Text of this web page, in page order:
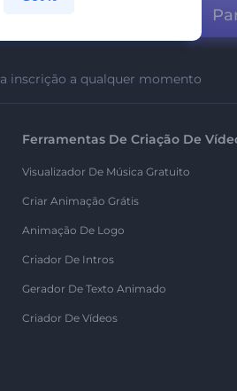
inscrição a qualquer momento
Ferramentas De Criação De
Visualizador De Música Gratuito
Criar Animação Grátis
Animação De Logo
Criador De Intros
Gerador De Texto Animado
Criador De Vídeos